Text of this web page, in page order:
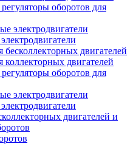
оборотов для
электродвигатели
бесколлекторных двигателей
коллекторных двигателей
оборотов для
электродвигатели
двигателей и